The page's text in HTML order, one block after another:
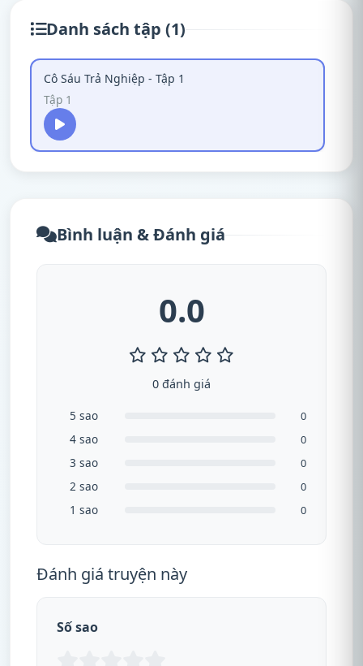
Danh sách tập (1)
Cô Sáu Trả Nghiệp - Tập 1
Tập 1
Bình luận & Đánh giá
0.0
0 đánh giá
5 sao 0
4 sao 0
3 sao 0
2 sao 0
1 sao 0
Đánh giá truyện này
Số sao